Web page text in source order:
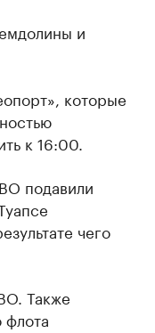
и
которые
к 16:00.
подавили
чего
Также